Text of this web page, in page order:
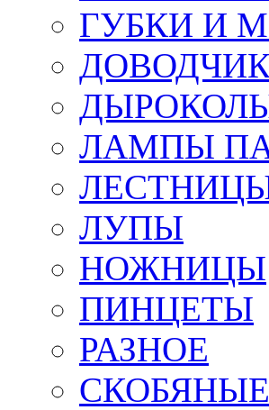
ГУБКИ И
ЛАМПЫ
ЛУПЫ
НОЖНИЦЫ
ПИНЦЕТЫ
РАЗНОЕ